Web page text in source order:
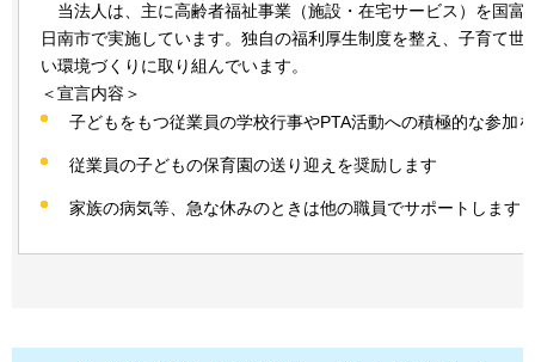
当法人は、主に高齢者福祉事業（施設・在宅サービス）を国富
日南市で実施しています。独自の福利厚生制度を整え、子育て世
い環境づくりに取り組んでいます。
＜宣言内容＞
子どもをもつ従業員の学校行事やPTA活動への積極的な参加
従業員の子どもの保育園の送り迎えを奨励します
家族の病気等、急な休みのときは他の職員でサポートします